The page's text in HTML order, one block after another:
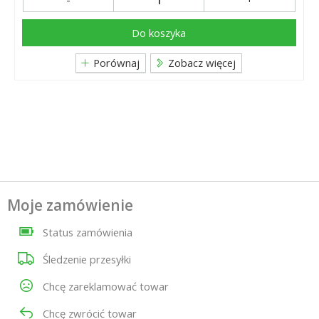
Do koszyka
Porównaj Zobacz więcej
Moje zamówienie
Status zamówienia
Śledzenie przesyłki
Chcę zareklamować towar
Chcę zwrócić towar